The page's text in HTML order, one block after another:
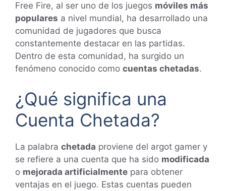
Free Fire, al ser uno de los juegos móviles más
populares a nivel mundial, ha desarrollado una
comunidad de jugadores que busca
constantemente destacar en las partidas.
Dentro de esta comunidad, ha surgido un
fenómeno conocido como cuentas chetadas.
¿Qué significa una
Cuenta Chetada?
La palabra chetada proviene del argot gamer y
se refiere a una cuenta que ha sido modificada
o mejorada artificialmente para obtener
ventajas en el juego. Estas cuentas pueden